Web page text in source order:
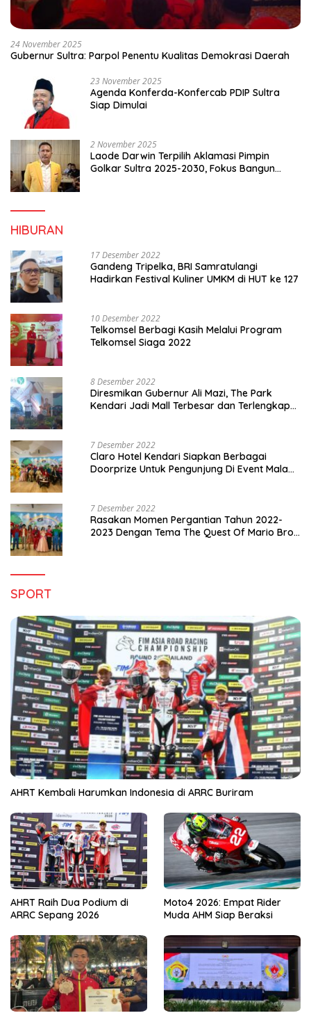
24 November 2025
Gubernur Sultra: Parpol Penentu Kualitas Demokrasi Daerah
23 November 2025
Agenda Konferda-Konfercab PDIP Sultra
Siap Dimulai
2 November 2025
Laode Darwin Terpilih Aklamasi Pimpin
Golkar Sultra 2025-2030, Fokus Bangun
HIBURAN
17 Desember 2022
Gandeng Tripelka, BRI Samratulangi
Hadirkan Festival Kuliner UMKM di HUT ke 127
10 Desember 2022
Telkomsel Berbagi Kasih Melalui Program
Telkomsel Siaga 2022
8 Desember 2022
Diresmikan Gubernur Ali Mazi, The Park
Kendari Jadi Mall Terbesar dan Terlengkap
7 Desember 2022
Claro Hotel Kendari Siapkan Berbagai
Doorprize Untuk Pengunjung Di Event Malam
7 Desember 2022
Rasakan Momen Pergantian Tahun 2022-
2023 Dengan Tema The Quest Of Mario Bros
SPORT
AHRT Kembali Harumkan Indonesia di ARRC Buriram
AHRT Raih Dua Podium di
ARRC Sepang 2026
Moto4 2026: Empat Rider
Muda AHM Siap Beraksi